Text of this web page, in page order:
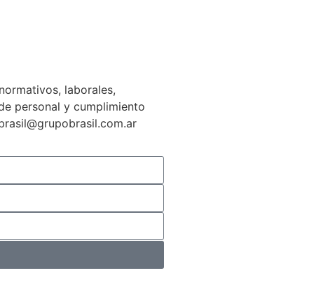
laborales,
personal y cumplimiento